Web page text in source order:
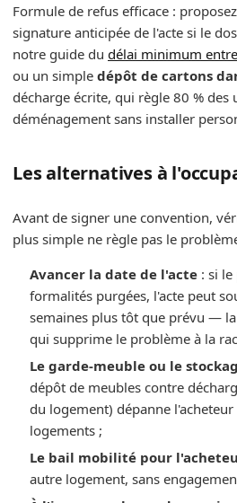
Formule de refus efficace :
signature anticipée de l'acte si le
notre guide du délai minimum
ou un simple dépôt de cartons
décharge écrite, qui règle 80 % des
déménagement sans installer
Les alternatives à
Avant de signer une convention,
plus simple ne règle pas le
Avancer la date de l'acte: si le
formalités purgées, l'acte peut
semaines plus tôt que prévu —
qui supprime le problème à la
Le garde-meuble ou le
dépôt de meubles contre
du logement) dépanne
logements ;
Le bail mobilité pour
autre logement, sans